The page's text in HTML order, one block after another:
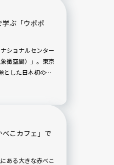
学ぶ「ウポポ
ショナルセンター
徴空間）」。東京
とした日本初の国
を使用したスウィ
い広大なエリアの
こカフェ」で
ある大きな赤べこ